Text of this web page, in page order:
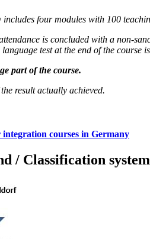
four modules with 100
is concluded with a non-
test at the end of the course
part of the course.
result actually achieved.
courses in Germany
/ Classification